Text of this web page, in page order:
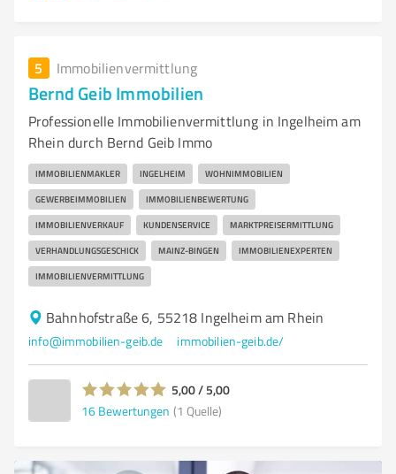
5 Immobilienvermittlung
Bernd Geib Immobilien
Professionelle Immobilienvermittlung in Ingelheim am
Rhein durch Bernd Geib Immo
IMMOBILIENMAKLER INGELHEIM WOHNIMMOBILIEN
GEWERBEIMMOBILIEN IMMOBILIENBEWERTUNG
IMMOBILIENVERKAUF KUNDENSERVICE MARKTPREISERMITTLUNG
VERHANDLUNGSGESCHICK MAINZ-BINGEN IMMOBILIENEXPERTEN
IMMOBILIENVERMITTLUNG
Bahnhofstraße 6, 55218 Ingelheim am Rhein
info@immobilien-geib.de immobilien-geib.de/
5,00 / 5,00
16 Bewertungen (1 Quelle)